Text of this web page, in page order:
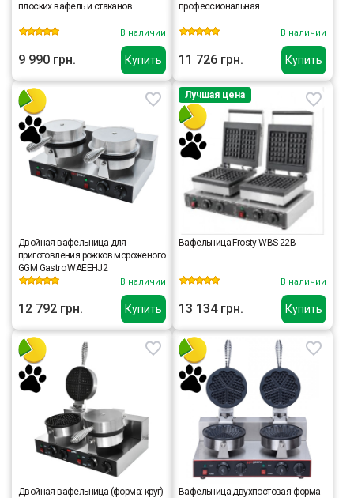
Купить
плоских вафель и стаканов
В наличии
9 990 грн. Купить
профессиональная
В наличии
11 726 грн.
Купить
Двойная вафельница для
приготовления рожков мороженого
GGM Gastro WAEEHJ2
В наличии
12 792 грн. Купить
Лучшая цена
Вафельница Frosty WBS-22B
В наличии
13 134 грн.
Двойная вафельница (форма: круг)
Вафельница двухпостовая форма